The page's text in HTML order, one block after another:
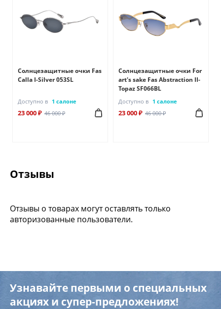
Солнцезащитные очки Fas
Calla I-Silver 053SL
Доступно в 1 салоне
23 000 ₽ 46 000 ₽
Солнцезащитные очки For
art's sake Fas Abstraction II-
Topaz SF066BL
Доступно в 1 салоне
23 000 ₽ 46 000 ₽
Отзывы
Отзывы о товарах могут оставлять только
авторизованные пользователи.
Узнавайте первыми о специальных
акциях и супер-предложениях!